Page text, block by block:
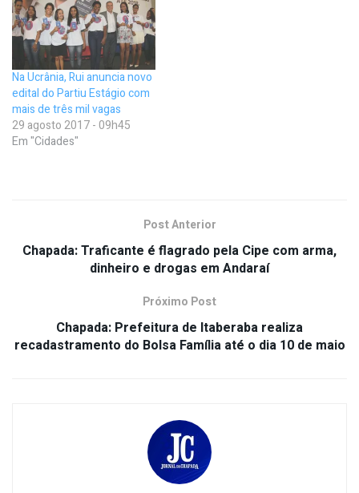
Na Ucrânia, Rui anuncia novo
edital do Partiu Estágio com
mais de três mil vagas
29 agosto 2017 - 09h45
Em "Cidades"
Post Anterior
Chapada: Traficante é flagrado pela Cipe com arma,
dinheiro e drogas em Andaraí
Próximo Post
Chapada: Prefeitura de Itaberaba realiza
recadastramento do Bolsa Família até o dia 10 de maio